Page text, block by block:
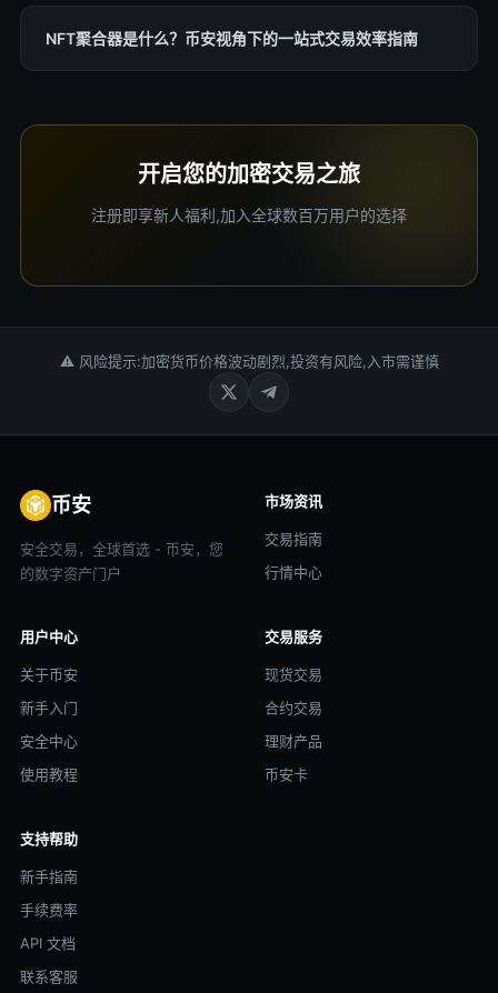
NFT聚合器是什么？币安视角下的一站式交易效率指南
开启您的加密交易之旅
注册即享新人福利,加入全球数百万用户的选择
⚠ 风险提示:加密货币价格波动剧烈,投资有风险,入市需谨慎
币安
安全交易，全球首选 - 币安，您
的数字资产门户
市场资讯
交易指南
行情中心
用户中心
关于币安
新手入门
安全中心
使用教程
交易服务
现货交易
合约交易
理财产品
币安卡
支持帮助
新手指南
手续费率
API 文档
联系客服